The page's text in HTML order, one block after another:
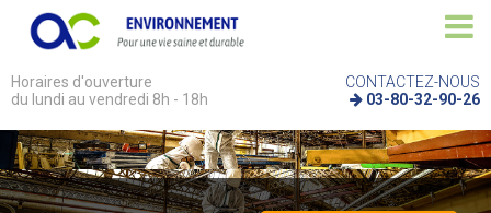
Horaires d'ouverture
du lundi au vendredi 8h - 18h
CONTACTEZ-NOUS
03-80-32-90-26